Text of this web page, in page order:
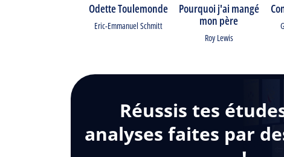
Odette Toulemonde
Eric-Emmanuel Schmitt
Pourquoi j'ai mangé
mon père
Roy Lewis
Réussis tes
analyses faites par